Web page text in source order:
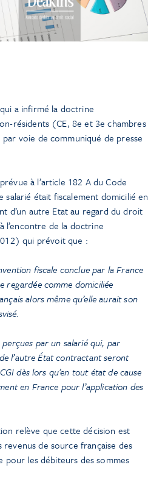
a infirmé la doctrine
résidents (CE, 8e et 3e chambres
voie de communiqué de presse
à l’article 182 A du Code
salarié était fiscalement domicilié en
d’un autre Etat au regard du droit
l’encontre de la doctrine
qui prévoit que :
fiscale conclue par la France
regardée comme domiciliée
alors même qu’elle aurait son
par un salarié qui, par
l’autre État contractant seront
dès lors qu’en tout état de cause
en France pour l’application des
relève que cette décision est
de source française des
pour les débiteurs des sommes